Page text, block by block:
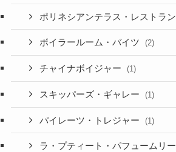
ポリネシアンテラス・レストラン
ボイラールーム・バイツ (2)
チャイナボイジャー (1)
スキッパーズ・ギャレー (1)
パイレーツ・トレジャー (1)
ラ・プティート・パフュームリー